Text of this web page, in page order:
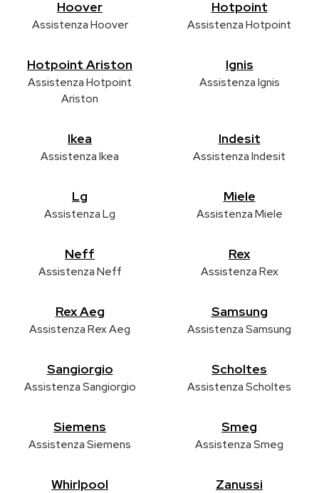
Hoover
Assistenza Hoover
Hotpoint
Assistenza Hotpoint
Hotpoint Ariston
Assistenza Hotpoint
Ariston
Ignis
Assistenza Ignis
Ikea
Assistenza Ikea
Indesit
Assistenza Indesit
Lg
Assistenza Lg
Miele
Assistenza Miele
Neff
Assistenza Neff
Rex
Assistenza Rex
Rex Aeg
Assistenza Rex Aeg
Samsung
Assistenza Samsung
Sangiorgio
Assistenza Sangiorgio
Scholtes
Assistenza Scholtes
Siemens
Assistenza Siemens
Smeg
Assistenza Smeg
Whirlpool Zanussi